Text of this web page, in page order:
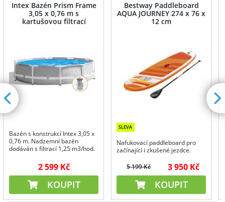
Intex Bazén Prism Frame
3,05 x 0,76 m s
kartušovou filtrací
Bazén s konstrukcí Intex 3,05 x
0,76 m. Nadzemní bazén
dodáván s filtrací 1,25 m3/hod.
2 599 Kč
KOUPIT
Bestway Paddleboard
AQUA JOURNEY 274 x 76 x
12 cm
SLEVA
Nafukovací paddleboard pro
začínající i zkušené jezdce.
5 199 Kč
3 950 Kč
KOUPIT